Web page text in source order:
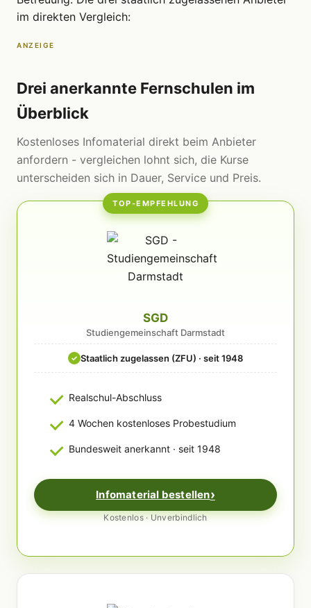
im direkten Vergleich:
ANZEIGE
Drei anerkannte Fernschulen im
Überblick
Kostenloses Infomaterial direkt beim Anbieter
anfordern - vergleichen lohnt sich, die Kurse
unterscheiden sich in Dauer, Service und Preis.
TOP-EMPFEHLUNG
SGD
Studiengemeinschaft Darmstadt
✓ Staatlich zugelassen (ZFU) · seit 1948
Realschul-Abschluss
4 Wochen kostenloses Probestudium
Bundesweit anerkannt · seit 1948
Infomaterial bestellen
Kostenlos · Unverbindlich